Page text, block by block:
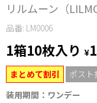
リルムーン（
品番: LM0006
1箱10枚入り ¥
まとめて割引
ポスト
装用期間：ワンデー